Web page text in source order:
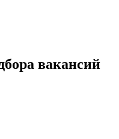
вакансий